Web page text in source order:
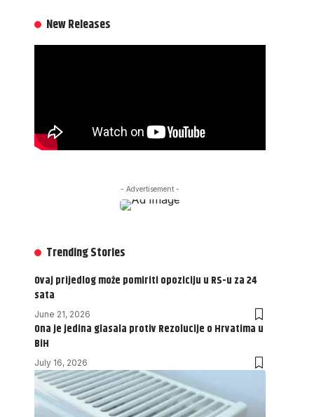
New Releases
- Advertisement -
Trending Stories
Ovaj prijedlog može pomiriti opoziciju u RS-u za 24
sata
June 21, 2026
Ona je jedina glasala protiv Rezolucije o Hrvatima u
BiH
July 16, 2026